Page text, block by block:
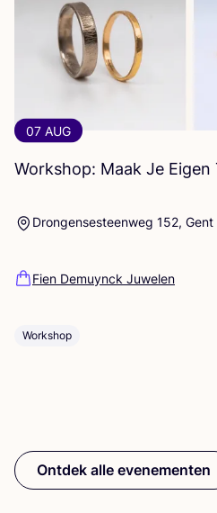
07 AUG
Workshop: Maak Je
Drongensesteenweg 152, Gent
Fien Demuynck Juwelen
Workshop
Ontdek alle evenementen